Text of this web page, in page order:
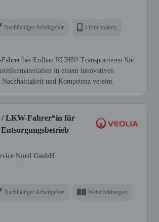
Nachhaltiger Arbeitgeber Firmenhandy
bei Erdbau KUHN! Transportieren Sie
in einem innovativen
Nachhaltigkeit und Kompetenz vereint.
LKW-Fahrer*in für
Nord GmbH
Nachhaltiger Arbeitgeber Weiterbildungen